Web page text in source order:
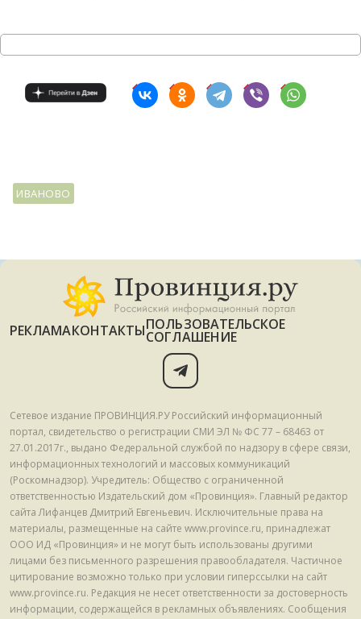
ИВАНОВО
РЕКЛАМАКОНТАКТЫПОЛЬЗОВАТЕЛЬСКОЕ
СОГЛАШЕНИЕ
Сетевое издание ПРОВИНЦИЯ.РУ Российский информационный
портал, свидетельство о регистрации СМИ ЭЛ № ФС 77 – 68463 от
27.01.2017г., выдано Федеральной службой по надзору в сфере связи,
информационных технологий и массовых коммуникаций
(Роскомнадзор). Учредитель: Общество с ограниченной
ответственностью Издательский дом «Провинция». Главный редактор
сайта Лифанцев Дмитрий Евгеньевич. Исключительные права на
материалы, размещенные на сайте www.province.ru, принадлежат
ООО ИД «Провинция» и не могут быть использованы другими
лицами без письменного разрешения правообладателя. Частичное
цитирование возможно только при условии гиперссылки на сайт
www.province.ru. Редакция не несет ответственности за достоверность
информации, содержащейся в рекламных объявлениях. Сообщения